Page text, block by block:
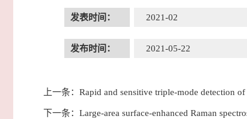
发表时间： 2021-02
发布时间： 2021-05-22
上一条： Rapid and sensitive triple-mode detection
下一条： Large-area surface-enhanced Raman